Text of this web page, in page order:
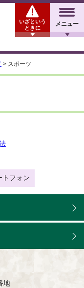
メニュー
いざという
ときに
> スポーツ
トフォン
地